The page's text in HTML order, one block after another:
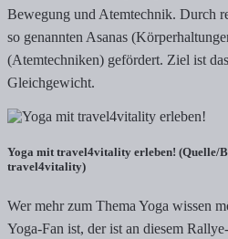
Bewegung und Atemtechnik. Durch
so genannten Asanas
(Atemtechniken) gefördert. Ziel ist
Gleichgewicht.
Yoga mit travel4vitality erleben! (Quelle/
travel4vitality)
Wer mehr zum Thema Yoga wissen
Yoga-Fan ist, der ist an diesem